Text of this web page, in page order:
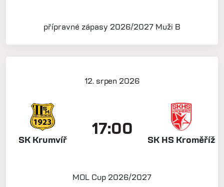
přípravné zápasy 2026/2027 Muži B
12. srpen 2026
SK Krumvíř
17:00
SK HS Kroměříž
MOL Cup 2026/2027